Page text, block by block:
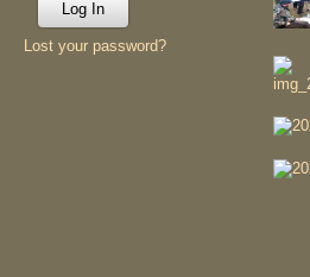
Lost your password?